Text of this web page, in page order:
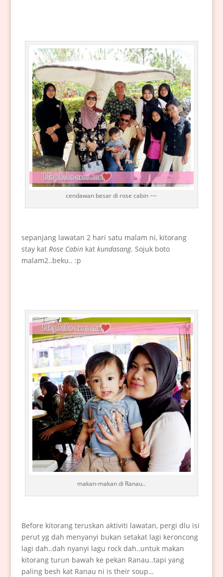
cendawan besar di rose cabin ~~
sepanjang lawatan 2 hari satu malam ni, kitorang
stay kat Rose Cabinkat kundasang. Sojuk boto
malam2..beku.. :p
makan-makan di Ranau..
Before kitorang teruskan aktiviti lawatan, pergi dlu isi
perut yg dah menyanyi bukan setakat lagi keroncong
lagi dah..dah nyanyi lagu rock dah..untuk makan
kitorang turun bawah ke pekan Ranau..tapi yang
paling besh kat Ranau ni is their soup…